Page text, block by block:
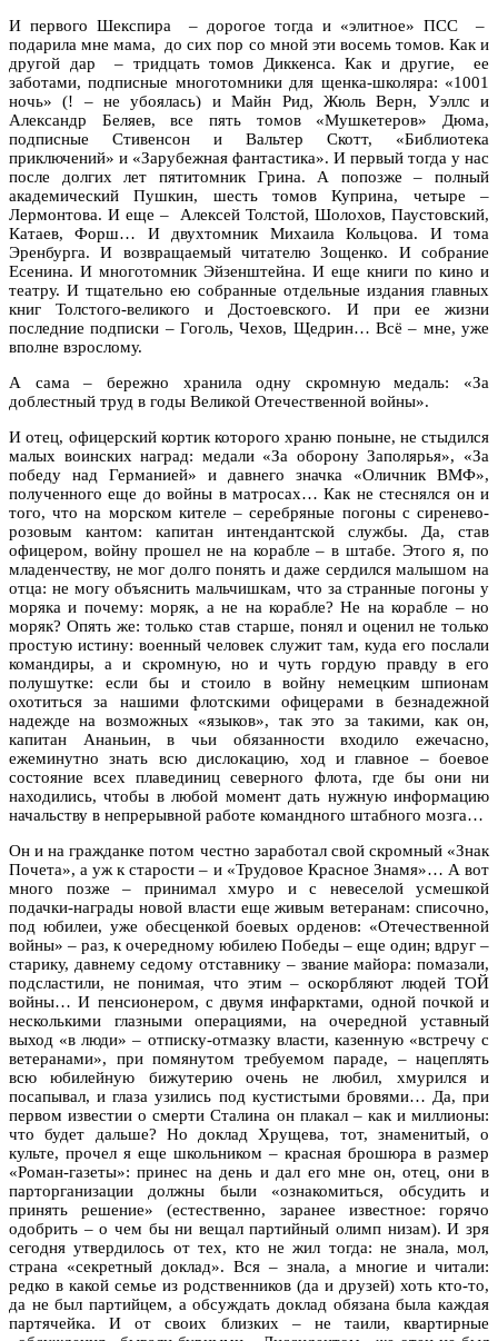
И первого Шекспира – дорогое тогда и «элитное» ПСС –
подарила мне мама, до сих пор со мной эти восемь томов. Как и
другой дар – тридцать томов Диккенса. Как и другие, ее
заботами, подписные многотомники для щенка-школяра: «1001
ночь» (! – не убоялась) и Майн Рид, Жюль Верн, Уэллс и
Александр Беляев, все пять томов «Мушкетеров» Дюма,
подписные Стивенсон и Вальтер Скотт, «Библиотека
приключений» и «Зарубежная фантастика». И первый тогда у нас
после долгих лет пятитомник Грина. А попозже – полный
академический Пушкин, шесть томов Куприна, четыре –
Лермонтова. И еще – Алексей Толстой, Шолохов, Паустовский,
Катаев, Форш… И двухтомник Михаила Кольцова. И тома
Эренбурга. И возвращаемый читателю Зощенко. И собрание
Есенина. И многотомник Эйзенштейна. И еще книги по кино и
театру. И тщательно ею собранные отдельные издания главных
книг Толстого-великого и Достоевского. И при ее жизни
последние подписки – Гоголь, Чехов, Щедрин… Всё – мне, уже
вполне взрослому.
А сама – бережно хранила одну скромную медаль: «За
доблестный труд в годы Великой Отечественной войны».
И отец, офицерский кортик которого храню поныне, не стыдился
малых воинских наград: медали «За оборону Заполярья», «За
победу над Германией» и давнего значка «Оличник ВМФ»,
полученного еще до войны в матросах… Как не стеснялся он и
того, что на морском кителе – серебряные погоны с сиренево-
розовым кантом: капитан интендантской службы. Да, став
офицером, войну прошел не на корабле – в штабе. Этого я, по
младенчеству, не мог долго понять и даже сердился малышом на
отца: не могу объяснить мальчишкам, что за странные погоны у
моряка и почему: моряк, а не на корабле? Не на корабле – но
моряк? Опять же: только став старше, понял и оценил не только
простую истину: военный человек служит там, куда его послали
командиры, а и скромную, но и чуть гордую правду в его
полушутке: если бы и стоило в войну немецким шпионам
охотиться за нашими флотскими офицерами в безнадежной
надежде на возможных «языков», так это за такими, как он,
капитан Ананьин, в чьи обязанности входило ежечасно,
ежеминутно знать всю дислокацию, ход и главное – боевое
состояние всех плавединиц северного флота, где бы они ни
находились, чтобы в любой момент дать нужную информацию
начальству в непрерывной работе командного штабного мозга…
Он и на гражданке потом честно заработал свой скромный «Знак
Почета», а уж к старости – и «Трудовое Красное Знамя»… А вот
много позже – принимал хмуро и с невеселой усмешкой
подачки-награды новой власти еще живым ветеранам: списочно,
под юбилеи, уже обесценкой боевых орденов: «Отечественной
войны» – раз, к очередному юбилею Победы – еще один; вдруг –
старику, давнему седому отставнику – звание майора: помазали,
подсластили, не понимая, что этим – оскорбляют людей ТОЙ
войны… И пенсионером, с двумя инфарктами, одной почкой и
несколькими глазными операциями, на очередной уставный
выход «в люди» – отписку-отмазку власти, казенную «встречу с
ветеранами», при помянутом требуемом параде, – нацеплять
всю юбилейную бижутерию очень не любил, хмурился и
посапывал, и глаза узились под кустистыми бровями… Да, при
первом известии о смерти Сталина он плакал – как и миллионы:
что будет дальше? Но доклад Хрущева, тот, знаменитый, о
культе, прочел я еще школьником – красная брошюра в размер
«Роман-газеты»: принес на день и дал его мне он, отец, они в
парторганизации должны были «ознакомиться, обсудить и
принять решение» (естественно, заранее известное: горячо
одобрить – о чем бы ни вещал партийный олимп низам). И зря
сегодня утвердилось от тех, кто не жил тогда: не знала, мол,
страна «секретный доклад». Вся – знала, а многие и читали:
редко в какой семье из родственников (да и друзей) хоть кто-то,
да не был партийцем, а обсуждать доклад обязана была каждая
партячейка. И от своих близких – не таили, квартирные